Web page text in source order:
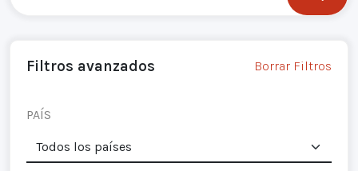
Filtros avanzados Borrar Filtros
PAÍS